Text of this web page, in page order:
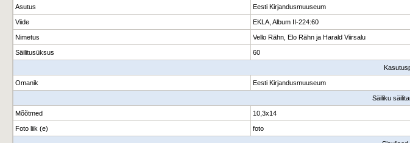
Asutus Eesti Kirjandusmuuseum
Viide EKLA, Album II-224:60
Nimetus Vello Rähn, Elo Rähn ja Harald Viirsalu
Säilitusüksus 60
Omanik Eesti Kirjandusmuuseum
Säiliku
Mõõtmed 10,3x14
Foto liik (e) foto